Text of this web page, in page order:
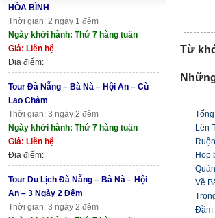
HÒA BÌNH
Thời gian: 2 ngày 1 đêm
Ngày khởi hành: Thứ 7 hàng tuần
Giá: Liên hệ
Địa điểm:
Tour Đà Nẵng – Bà Nà – Hội An – Cù
Lao Chàm
Thời gian: 3 ngày 2 đêm
Ngày khởi hành: Thứ 7 hàng tuần
Giá: Liên hệ
Địa điểm:
Tour Du Lịch Đà Nẵng – Bà Nà – Hội
An – 3 Ngày 2 Đêm
Thời gian: 3 ngày 2 đêm
Từ
Lên
Họp
Về
Đầm